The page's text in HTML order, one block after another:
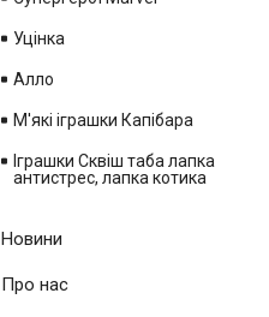
Экологически
разнообразие
стирки вручную и в
подарок порадует и
Уцінка
Алло
М'які іграшки Капібара
Іграшки Сквіш таба лапка
антистрес, лапка котика
Новини
Про нас